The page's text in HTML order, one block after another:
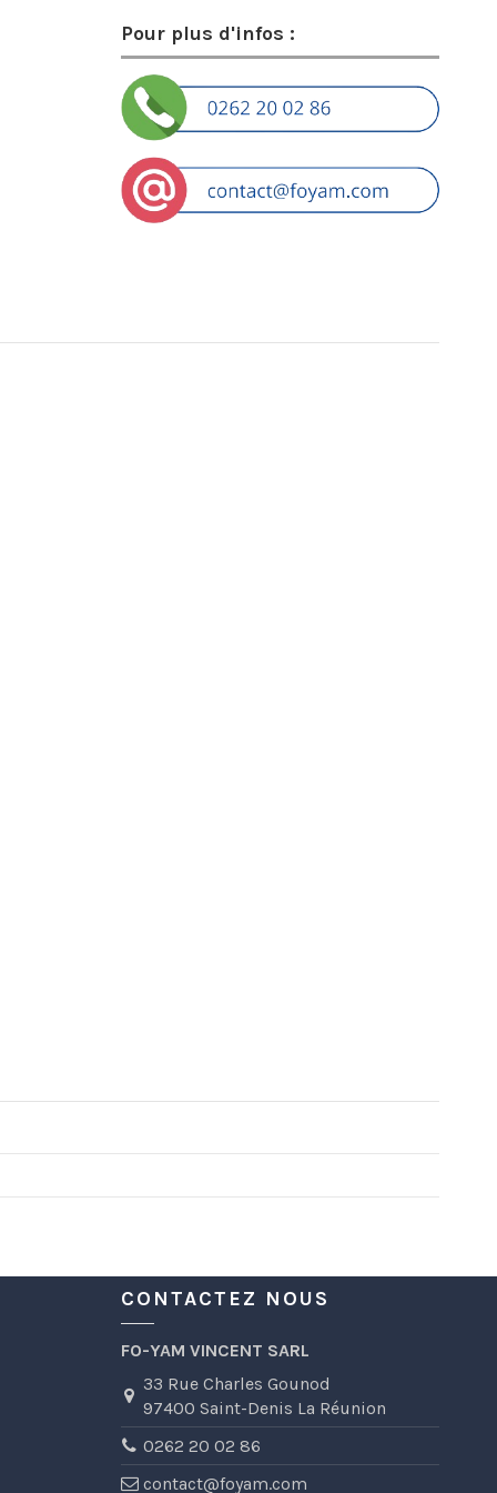
Pour plus d'infos :
CONTACTEZ NOUS
FO-YAM VINCENT SARL
33 Rue Charles Gounod
97400 Saint-Denis La Réunion
0262 20 02 86
contact@foyam.com